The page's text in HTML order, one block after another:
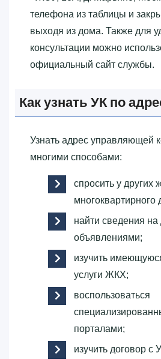
телефона из таблицы и
выходя из дома. Также для
консультации можно
официальный сайт службы.
Как узнать УК по
Узнать адрес управляющей
многими способами:
спросить у других
многоквартирного
найти сведения на
объявлениями;
изучить
услуги ЖКХ;
воспользоваться
порталами;
изучить договор с